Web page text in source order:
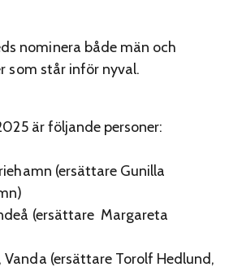
nominera både män och
som står inför nyval.
är följande personer:
(ersättare Gunilla
(ersättare Margareta
Vanda (ersättare Torolf Hedlund,